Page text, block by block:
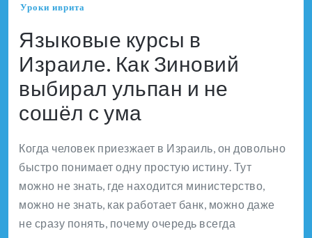
Уроки иврита
Языковые курсы в
Израиле. Как Зиновий
выбирал ульпан и не
сошёл с ума
Когда человек приезжает в Израиль, он довольно
быстро понимает одну простую истину. Тут
можно не знать, где находится министерство,
можно не знать, как работает банк, можно даже
не сразу понять, почему очередь всегда